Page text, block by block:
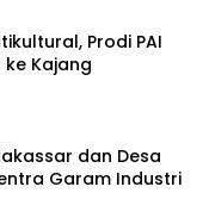
Prodi PAI
ke Kajang
dan Desa
Garam Industri